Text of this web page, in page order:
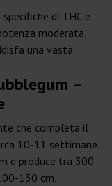
di THC e
moderata,
una vasta
–
che completa il
10-11 settimane.
e produce tra 300-
130 cm,